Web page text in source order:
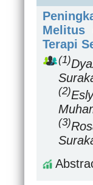
Melitus
Terapi
(1)
(2)
(3)